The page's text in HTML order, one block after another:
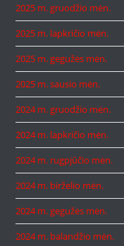
2025 m. gruodžio mėn.
2025 m. lapkričio mėn.
2025 m. gegužės mėn.
2025 m. sausio mėn.
2024 m. gruodžio mėn.
2024 m. lapkričio mėn.
2024 m. rugpjūčio mėn.
2024 m. birželio mėn.
2024 m. gegužės mėn.
2024 m. balandžio mėn.